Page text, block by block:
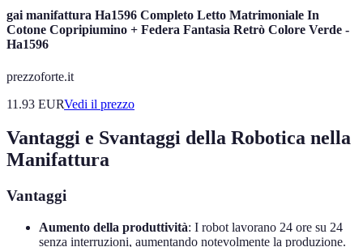
gai manifattura Ha1596 Completo Letto Matrimoniale In
Cotone Copripiumino + Federa Fantasia Retrò Colore Verde -
Ha1596
prezzoforte.it
11.93 EURVedi il prezzo
Vantaggi e Svantaggi della Robotica nella
Manifattura
Vantaggi
Aumento della produttività: I robot lavorano 24 ore su 24
senza interruzioni, aumentando notevolmente la produzione.